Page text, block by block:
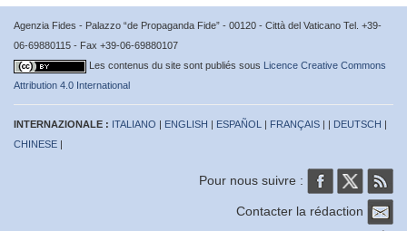
Agenzia Fides - Palazzo “de Propaganda Fide” - 00120 - Città del Vaticano Tel. +39-
06-69880115 - Fax +39-06-69880107
Les contenus du site sont publiés sous Licence Creative Commons
Attribution 4.0 International
INTERNAZIONALE : ITALIANO | ENGLISH | ESPAÑOL | FRANÇAIS | | DEUTSCH |
CHINESE |
Pour nous suivre :
Contacter la rédaction